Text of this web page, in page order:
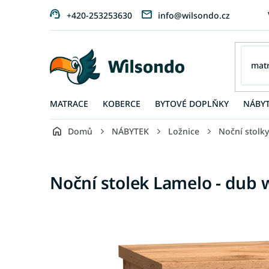
+420-253253630 info@wilsondo.cz
MATRACE KOBERCE BYTOVÉ DOPLŇKY
Domů NÁBYTEK Ložnice Noční stolky
Noční stolek Lamelo - dub